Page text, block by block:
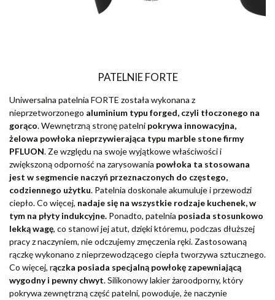
PATELNIE FORTE
Uniwersalna patelnia FORTE została wykonana z
nieprzetworzonego aluminium typu forged, czyli tłoczonego na
gorąco. Wewnętrzną stronę patelni pokrywa innowacyjna,
żelowa powłoka nieprzywierająca typu marble stone firmy
PFLUON. Ze względu na swoje wyjątkowe właściwości i
zwiększoną odporność na zarysowania powłoka ta stosowana
jest w segmencie naczyń przeznaczonych do częstego,
codziennego użytku. Patelnia doskonale akumuluje i przewodzi
ciepło. Co więcej, nadaje się na wszystkie rodzaje kuchenek, w
tym na płyty indukcyjne. Ponadto, patelnia posiada stosunkowo
lekką wagę, co stanowi jej atut, dzięki któremu, podczas dłuższej
pracy z naczyniem, nie odczujemy zmęczenia ręki. Zastosowaną
rączkę wykonano z nieprzewodzącego ciepła tworzywa sztucznego.
Co więcej, rączka posiada specjalną powłokę zapewniającą
wygodny i pewny chwyt. Silikonowy lakier żaroodporny, który
pokrywa zewnętrzną część patelni, powoduje, że naczynie